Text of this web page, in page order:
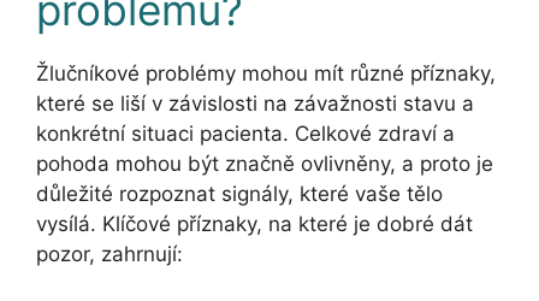
Žlučníkové problémy mohou mít různé příznaky,
které se liší v závislosti na závažnosti stavu a
konkrétní situaci pacienta. Celkové zdraví a
pohoda mohou být značně ovlivněny, a proto je
důležité rozpoznat signály, které vaše tělo
vysílá. Klíčové příznaky, na které je dobré dát
pozor, zahrnují: